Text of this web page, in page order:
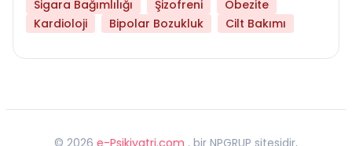
Sigara Bağımlılığı
Şizofreni
Obezite
Kardioloji
Bipolar Bozukluk Cilt Bakımı
© 2026 e-Psikiyatri.com , bir NPGRUP sitesidir,